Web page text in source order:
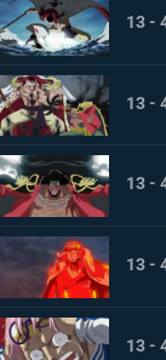
13 -
13 -
13 -
13 -
13 -